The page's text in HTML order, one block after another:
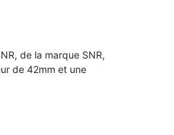
de la marque SNR,
de 42mm et une